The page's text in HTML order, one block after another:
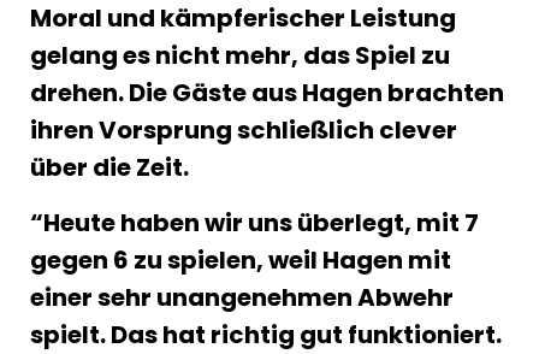
Moral und kämpferischer Leistung
gelang es nicht mehr, das Spiel zu
drehen. Die Gäste aus Hagen brachten
ihren Vorsprung schließlich clever
über die Zeit.
“Heute haben wir uns überlegt, mit 7
gegen 6 zu spielen, weil Hagen mit
einer sehr unangenehmen Abwehr
spielt. Das hat richtig gut funktioniert.